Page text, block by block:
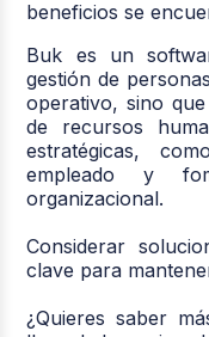
beneficios se
Buk es un
gestión de
operativo, sino
de recursos
estratégicas,
empleado y
organizacional.
Considerar
clave para
¿Quieres saber